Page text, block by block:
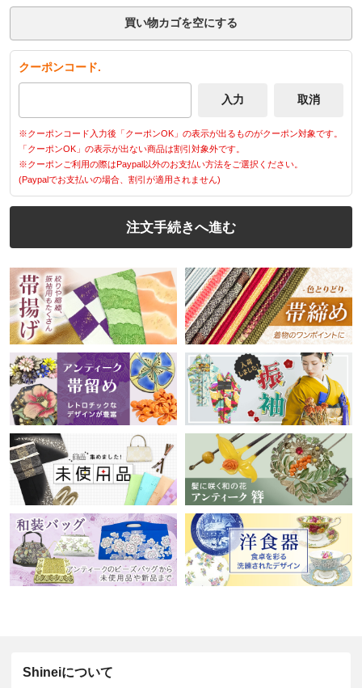
買い物カゴを空にする
クーポンコード.
※クーポンコード入力後「クーポンOK」の表示が出るものがクーポン対象です。
「クーポンOK」の表示が出ない商品は割引対象外です。
※クーポンご利用の際はPaypal以外のお支払い方法をご選択ください。
(Paypalでお支払いの場合、割引が適用されません)
注文手続きへ進む
Shineiについて